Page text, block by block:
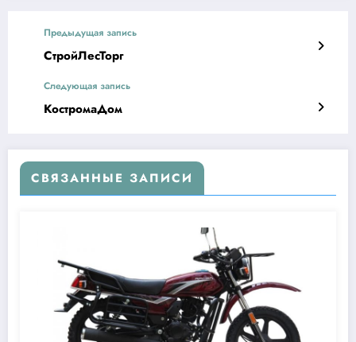
Предыдущая запись
СтройЛесТорг
Следующая запись
КостромаДом
СВЯЗАННЫЕ ЗАПИСИ